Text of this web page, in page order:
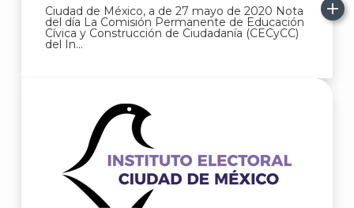
Ciudad de México, a de 27 mayo de 2020 Nota
del día La Comisión Permanente de Educación
Cívica y Construcción de Ciudadanía (CECyCC)
del In...